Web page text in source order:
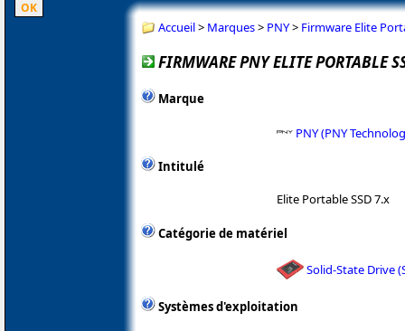
Accueil> Marques> PNY> Firmware Elite
FIRMWARE PNY ELITE PORTABLE
Marque
PNY (PNY
Intitulé
Elite Portable SSD 7.x
Catégorie de matériel
Solid-State Drive
Systèmes d'exploitation